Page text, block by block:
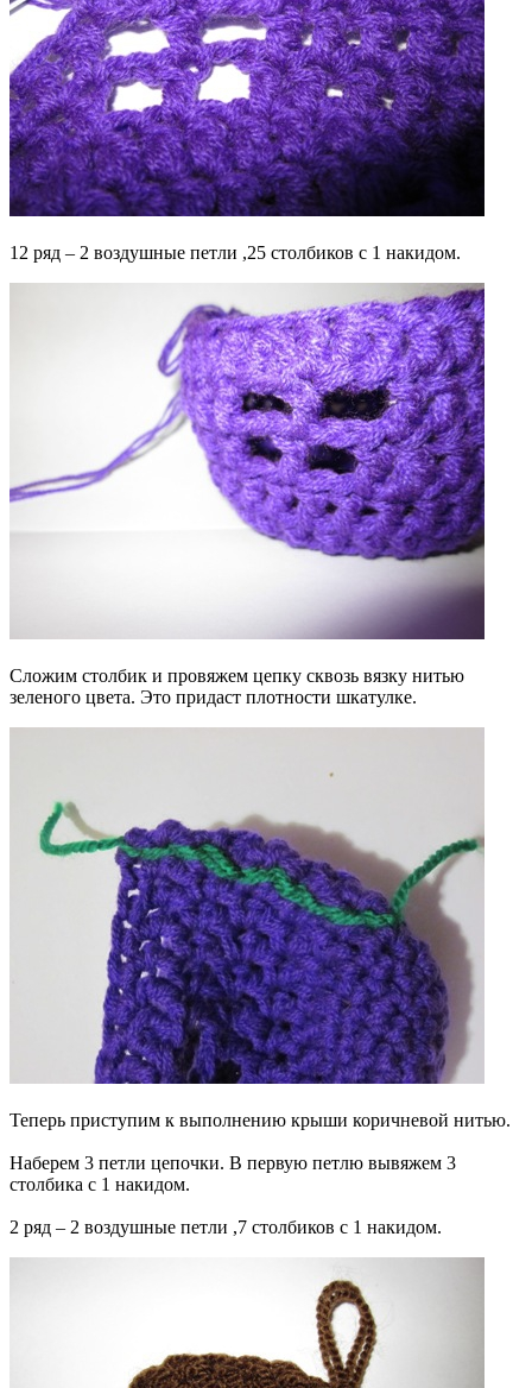
12 ряд – 2 воздушные петли ,25 столбиков с 1 накидом.
Сложим столбик и провяжем цепку сквозь вязку нитью
зеленого цвета. Это придаст плотности шкатулке.
Теперь приступим к выполнению крыши коричневой нитью.
Наберем 3 петли цепочки. В первую петлю вывяжем 3
столбика с 1 накидом.
2 ряд – 2 воздушные петли ,7 столбиков с 1 накидом.